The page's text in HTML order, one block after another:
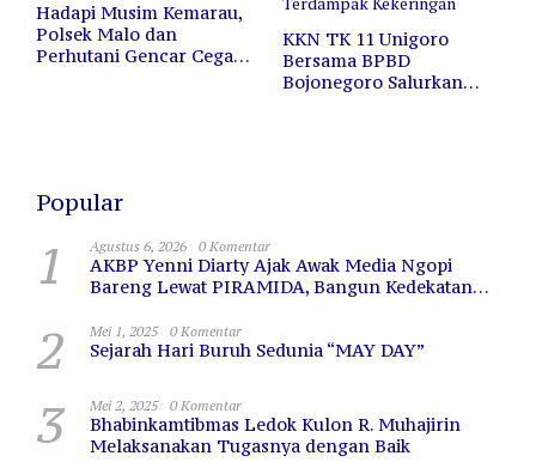
Hadapi Musim Kemarau,
Polsek Malo dan
Perhutani Gencar Cegah
KKN TK 11 Unigoro
Bersama BPBD
Bojonegoro Salurkan
Popular
1 Agustus 6, 2026 0 Komentar
AKBP Yenni Diarty Ajak Awak Media Ngopi
Bareng Lewat PIRAMIDA, Bangun Kedekatan
2 Mei 1, 2025 0 Komentar
Sejarah Hari Buruh Sedunia “MAY DAY”
3 Mei 2, 2025 0 Komentar
Bhabinkamtibmas Ledok Kulon R. Muhajirin
Melaksanakan Tugasnya dengan Baik